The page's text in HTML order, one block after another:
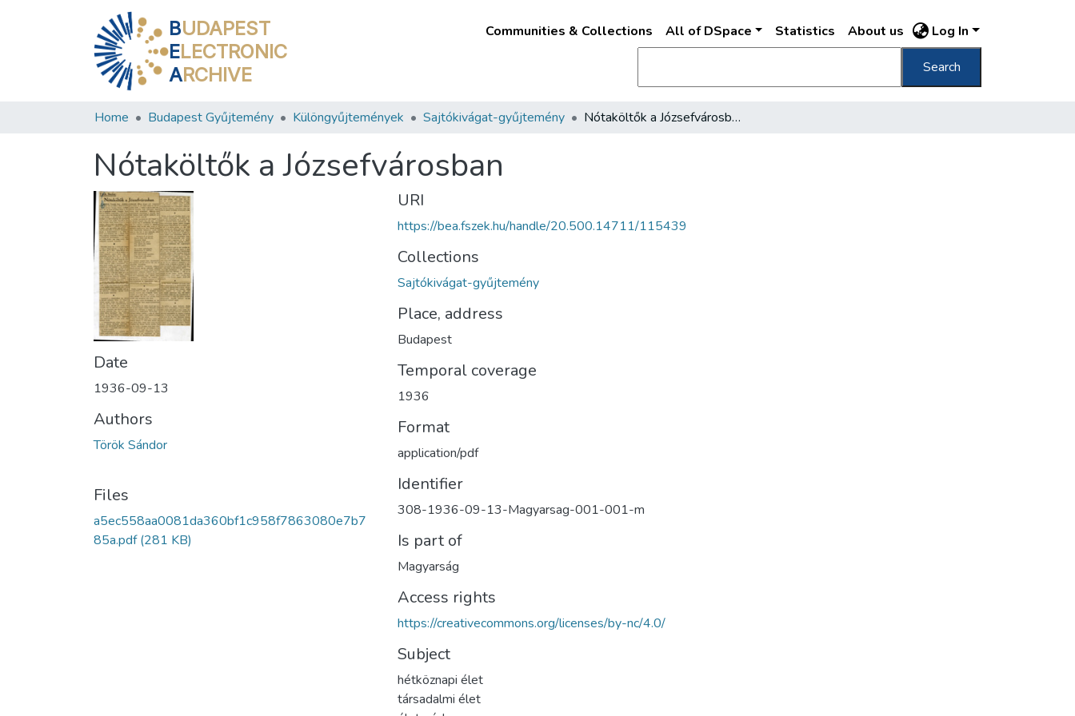
BUDAPEST
ELECTRONIC
ARCHIVE
Communities & Collections All of DSpace Statistics About us Log In
Search
Home Budapest Gyűjtemény Különgyűjtemények Sajtókivágat-gyűjtemény Nótaköltők a Józsefvárosban
Nótaköltők a Józsefvárosban
Date
1936-09-13
Authors
Török Sándor
Files
a5ec558aa0081da360bf1c958f7863080e7b7
85a.pdf(281 KB)
URI
https://bea.fszek.hu/handle/20.500.14711/115439
Collections
Sajtókivágat-gyűjtemény
Place, address
Budapest
Temporal coverage
1936
Format
application/pdf
Identifier
308-1936-09-13-Magyarsag-001-001-m
Is part of
Magyarság
Access rights
https://creativecommons.org/licenses/by-nc/4.0/
Subject
hétköznapi élet
társadalmi élet